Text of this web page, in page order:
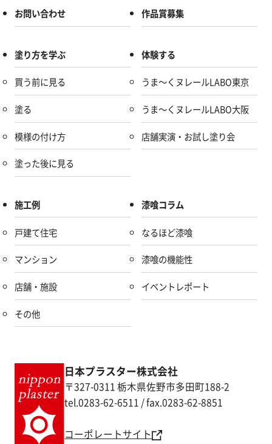
お問い合わせ 作品賞募集
塗り方を学ぶ
買う前に見る
塗る
模様の付け方
塗った後に見る
体験する
うま～くヌレールLABO東京
うま～くヌレールLABO大阪
店舗実演・お試し塗り会
施工例
戸建て住宅
マンション
店舗・施設
その他
漆喰コラム
なるほど漆喰
漆喰の機能性
イベントレポート
日本プラスター株式会社
〒327-0311 栃木県佐野市多田町188-2
tel.0283-62-6511 / fax.0283-62-8851
コーポレートサイト